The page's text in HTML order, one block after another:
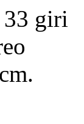
giri